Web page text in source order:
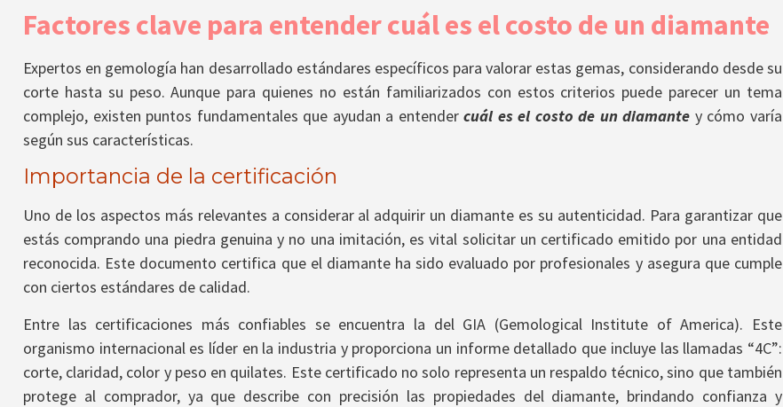
Factores clave para entender cuál es el costo de un diamante
Expertos en gemología han desarrollado estándares específicos para valorar estas gemas, considerando desde su
corte hasta su peso. Aunque para quienes no están familiarizados con estos criterios puede parecer un tema
complejo, existen puntos fundamentales que ayudan a entendercuál es el costo de un diamante y cómo varía
según sus características.
Importancia de la certificación
Uno de los aspectos más relevantes a considerar al adquirir un diamante es su autenticidad. Para garantizar que
estás comprando una piedra genuina y no una imitación, es vital solicitar un certificado emitido por una entidad
reconocida. Este documento certifica que el diamante ha sido evaluado por profesionales y asegura que cumple
con ciertos estándares de calidad.
Entre las certificaciones más confiables se encuentra la del GIA (Gemological Institute of America). Este
organismo internacional es líder en la industria y proporciona un informe detallado que incluye las llamadas “4C”:
corte, claridad, color y peso en quilates. Este certificado no solo representa un respaldo técnico, sino que también
protege al comprador, ya que describe con precisión las propiedades del diamante, brindando confianza y